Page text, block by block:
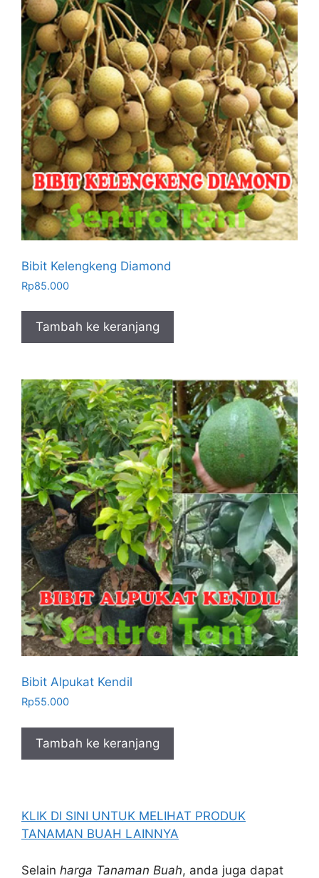
Bibit Kelengkeng Diamond
Rp85.000
Tambah ke keranjang
Bibit Alpukat Kendil
Rp55.000
Tambah ke keranjang
KLIK DI SINI UNTUK MELIHAT PRODUK
TANAMAN BUAH LAINNYA
Selain harga Tanaman Buah, anda juga dapat